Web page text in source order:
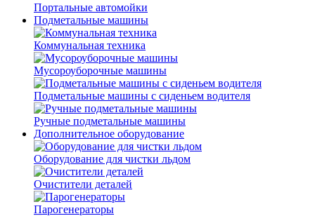
Портальные автомойки
Подметальные машины
Коммунальная техника
Мусороуборочные машины
Подметальные машины с сиденьем водителя
Ручные подметальные машины
Дополнительное оборудование
Оборудование для чистки льдом
Очистители деталей
Парогенераторы